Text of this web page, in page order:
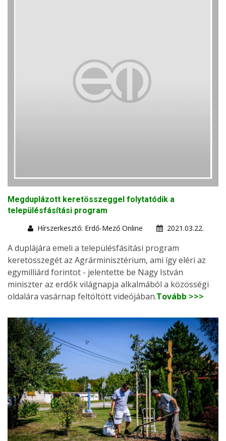
Megduplázott keretösszeggel folytatódik a
településfásítási program
Hírszerkesztő: Erdő-Mező Online
2021.03.22.
A duplájára emeli a településfásítási program
keretösszegét az Agrárminisztérium, ami így eléri az
egymilliárd forintot - jelentette be Nagy István
miniszter az erdők világnapja alkalmából a közösségi
oldalára vasárnap feltöltött videójában.Tovább >>>